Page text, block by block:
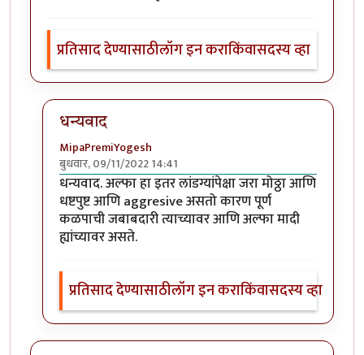
प्रतिसाद देण्यासाठीलॉग इन कराकिंवासदस्य व्हा
धन्यवाद
MipaPremiYogesh
बुधवार, 09/11/2022 14:41
In reply toखुपच रोमांचित घटना व फोटो!byBhakti
धन्यवाद. अल्फा हा इतर लांडग्यांपेक्षा जरा मोठ्ठा आणि
धष्टपुष्ट आणि aggresive असतो कारण पूर्ण
कळपाची जबाबदारी त्याच्यावर आणि अल्फा मादी
ह्यांच्यावर असते.
प्रतिसाद देण्यासाठीलॉग इन कराकिंवासदस्य व्हा